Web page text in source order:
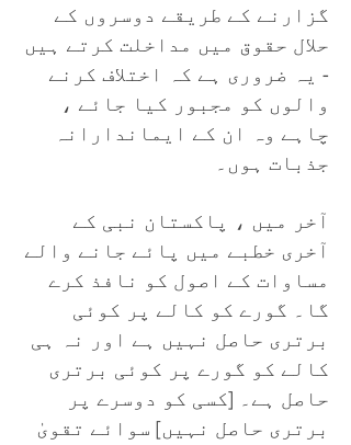
گزارنے کے طریقے دوسروں کے
حلال حقوق میں مداخلت کرتے ہیں
- یہ ضروری ہے کہ اختلاف کرنے
والوں کو مجبور کیا جائے ،
چاہے وہ ان کے ایماندارانہ
جذبات ہوں۔
آخر میں ، پاکستان نبی کے
آخری خطبے میں پائے جانے والے
مساوات کے اصول کو نافذ کرے
گا۔ گورے کو کالے پر کوئی
برتری حاصل نہیں ہے اور نہ ہی
کالے کو گورے پر کوئی برتری
حاصل ہے۔ [کسی کو دوسرے پر
برتری حاصل نہیں] سوائے تقویٰ